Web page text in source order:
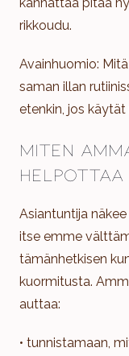
rikkoudu.
Avainhuomio:
saman illan
etenkin, jos käytät
Miten
helpottaa
Asiantuntija
itse emme
tämänhetkisen
kuormitusta.
auttaa:
• tunnistamaan,